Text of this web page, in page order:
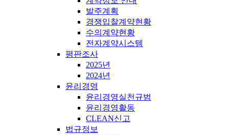
발주계획
경쟁입찰계약현황
수의계약현황
전자계약시스템
평판조사
2025년
2024년
윤리경영
윤리경영실천규범
윤리경영활동
CLEAN신고
법규정보